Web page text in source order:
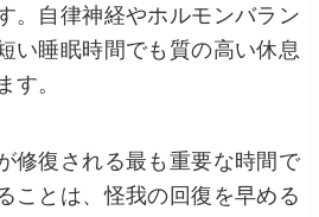
。自律神経やホルモンバラン
い睡眠時間でも質の高い休息
す。
修復される最も重要な時間で
ことは、怪我の回復を早める